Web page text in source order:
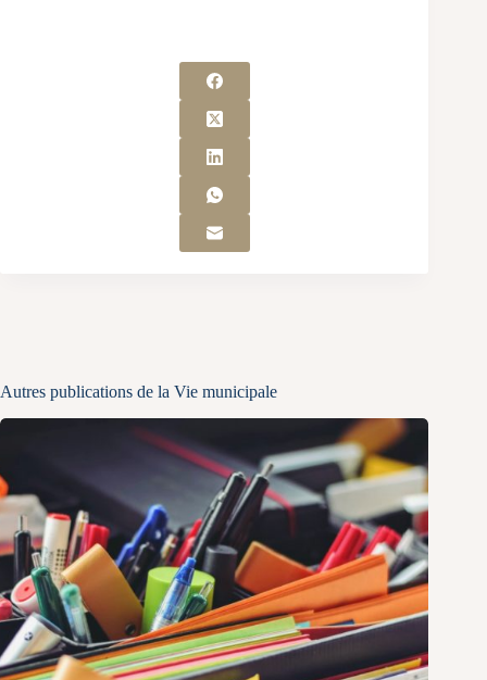
Autres publications de la Vie municipale